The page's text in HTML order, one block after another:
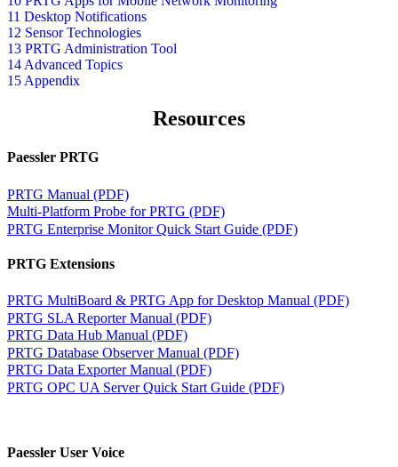
11 Desktop Notifications
12 Sensor Technologies
13 PRTG Administration Tool
14 Advanced Topics
15 Appendix
Resources
Paessler PRTG
PRTG Manual (PDF)
Multi-Platform Probe for PRTG (PDF)
PRTG Enterprise Monitor Quick Start Guide (PDF)
PRTG Extensions
PRTG MultiBoard & PRTG App for Desktop Manual (PDF)
PRTG SLA Reporter Manual (PDF)
PRTG Data Hub Manual (PDF)
PRTG Database Observer Manual (PDF)
PRTG Data Exporter Manual (PDF)
PRTG OPC UA Server Quick Start Guide (PDF)
Paessler User Voice